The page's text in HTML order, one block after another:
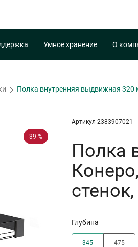
Умное хранение О
Полка внутренняя выдвижная 320
39 %
Артикул 2383907021
Полка
Глубина
345 475